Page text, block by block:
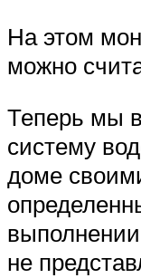
На этом
можно
Теперь мы
систему
доме
выполнении
не